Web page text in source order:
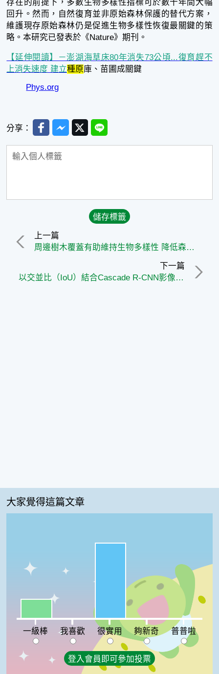
存在的前提下，多數生物多樣性指標可於數十年間大幅
回升。然而，自然復育並非原始森林保護的替代方案，
維護現存原始森林仍是促進生物多樣性恢復最關鍵的策
略。本研究已發表於《Nature》期刊。
【延伸閱讀】－澎湖海草床80年消失73公頃...復育趕不
上消失速度 建立種原庫、苗圃成關鍵
Phys.org
分享： FacebookMessenger
TwitterLine
上一篇
周邊樹木覆蓋有助維持生物多樣性 降低森林破碎化衝擊
下一篇
以交並比（IoU）結合Cascade R-CNN影像辨識技術追蹤咖啡花粉傳遞與授粉成效
大家覺得這篇文章
一級棒:20%
我喜歡:0% 夠新奇:0%普普啦:0%
一級棒 我喜歡 很實用 夠新奇 普普啦
登入會員即可參加投票